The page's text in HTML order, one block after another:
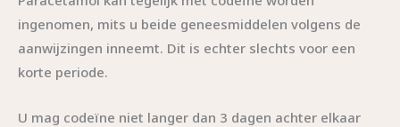
ingenomen, mits u beide geneesmiddelen volgens de
aanwijzingen inneemt. Dit is echter slechts voor een
korte periode.
U mag codeïne niet langer dan 3 dagen achter elkaar